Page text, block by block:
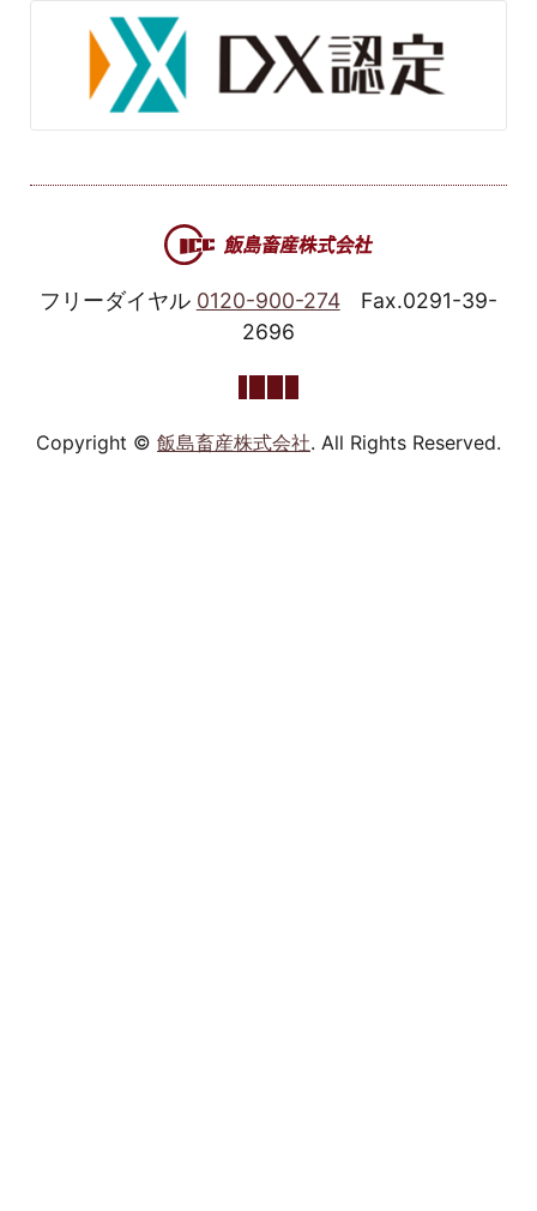
フリーダイヤル 0120-900-274
Fax.0291-39-
2696
Copyright © 飯島畜産株式会社. All Rights Reserved.